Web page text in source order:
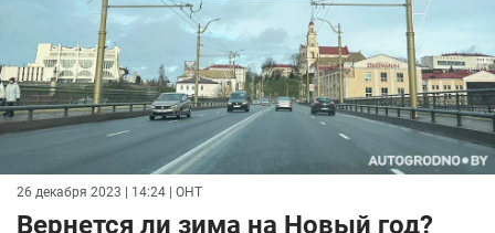
26 декабря 2023 | 14:24 | ОНТ
Вернется ли зима на Новый год?